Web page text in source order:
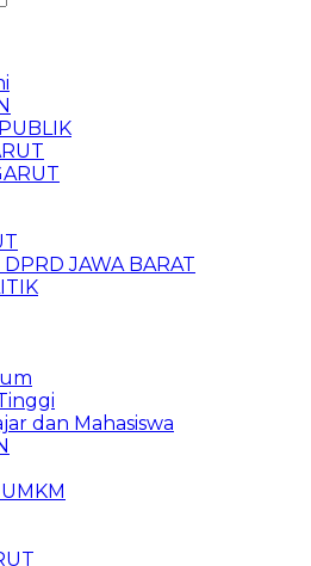
JAWA BARAT
dan Mahasiswa